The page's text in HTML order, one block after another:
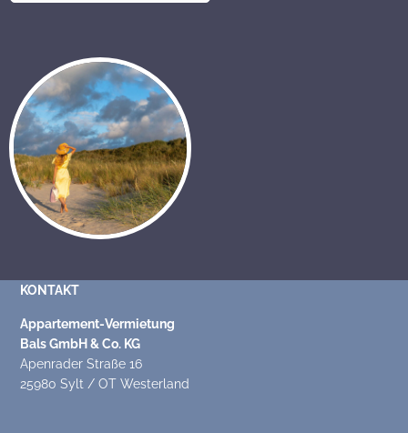
KONTAKT
Appartement-Vermietung
Bals GmbH & Co. KG
Apenrader Straße 16
25980 Sylt / OT Westerland